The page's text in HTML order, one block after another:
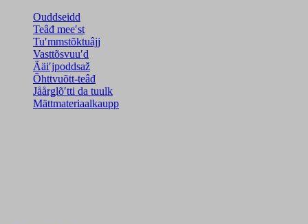
Ouddseidd
Teâđ meeʹst
Tuʹmmstõktuâjj
Vasttõsvuuʹd
Ääiʹjpoddsaž
Õhttvuõtt-teâđ
Jåårǥlõʹtti da tuulk
Mättmateriaalkaupp